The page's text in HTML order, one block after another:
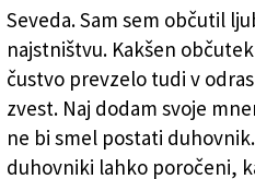
Seveda. Sam sem občutil
najstništvu. Kakšen
čustvo prevzelo tudi v
zvest. Naj dodam svoje
ne bi smel postati
duhovniki lahko poročeni,